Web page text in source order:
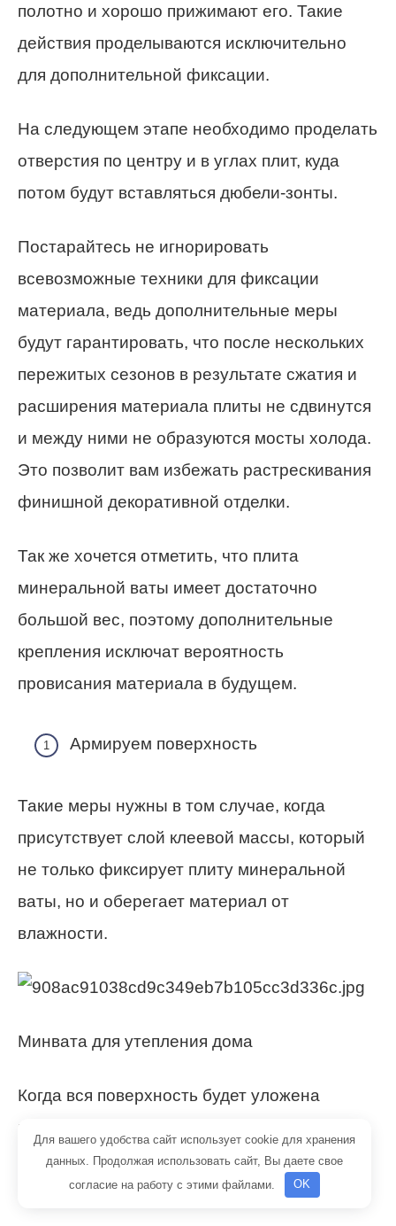
полотно и хорошо прижимают его. Такие
действия проделываются исключительно
для дополнительной фиксации.
На следующем этапе необходимо проделать
отверстия по центру и в углах плит, куда
потом будут вставляться дюбели-зонты.
Постарайтесь не игнорировать
всевозможные техники для фиксации
материала, ведь дополнительные меры
будут гарантировать, что после нескольких
пережитых сезонов в результате сжатия и
расширения материала плиты не сдвинутся
и между ними не образуются мосты холода.
Это позволит вам избежать растрескивания
финишной декоративной отделки.
Так же хочется отметить, что плита
минеральной ваты имеет достаточно
большой вес, поэтому дополнительные
крепления исключат вероятность
провисания материала в будущем.
Армируем поверхность
Такие меры нужны в том случае, когда
присутствует слой клеевой массы, который
не только фиксирует плиту минеральной
ваты, но и оберегает материал от
влажности.
Минвата для утепления дома
Когда вся поверхность будет уложена
изоляционным материалом, ее покрывают
еще одним слоем клея, в который
вдавливают армировку.
Для вашего удобства сайт использует cookie для хранения
данных. Продолжая использовать сайт, Вы даете свое
согласие на работу с этими файлами.
OK